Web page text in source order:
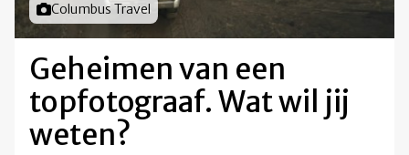
Foto door
Columbus Travel
Geheimen van een
topfotograaf. Wat wil jij
weten?